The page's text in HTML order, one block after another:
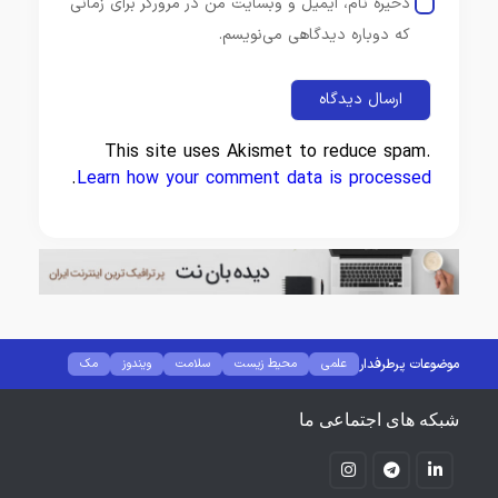
که دوباره دیدگاهی می‌نویسم.
This site uses Akismet to reduce spam.
Learn how your comment data is processed
.
موضوعات پرطرفدار علمی محیط زیست سلامت ویندوز
مک
لینوکس
کانفیگ مودم کامپیوتر هوش مصنوعی نرم افزار
گجت
فضای مجازی
شبکه های اجتماعی ما